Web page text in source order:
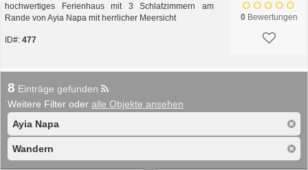
hochwertiges Ferienhaus mit 3 Schlafzimmern am
Rande von Ayia Napa mit herrlicher Meersicht
ID#: 477
0Bewertungen
8 Einträge gefunden
Weitere Filter oder alle Objekte ansehen
Ayia Napa
Wandern